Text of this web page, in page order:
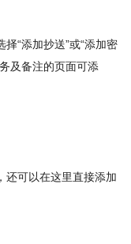
“添加抄送”或“添加密
及备注的页面可添
可以在这里直接添加